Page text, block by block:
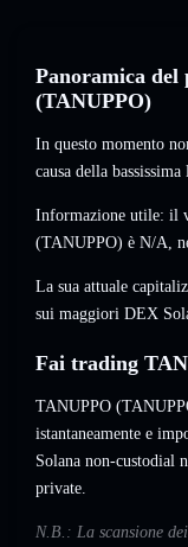
Panoramica del
(TANUPPO)
In questo momento
causa della
Informazione utile: il
(TANUPPO) è N/A,
La sua attuale
sui maggiori DEX
Fai trading
TANUPPO
istantaneamente e
Solana non-custodial
private.
N.B.: La scansione